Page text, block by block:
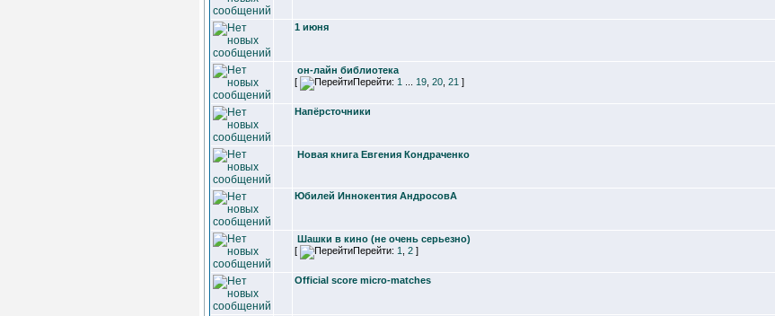
1 июня
он-лайн библиотекa
[
Перейти: 1 19 20 21 ]
Напёрсточники
Новая книга Евгения Кондраченко
Юбилей Иннокентия АндросовА
Шашки в кино (не очень серьезно)
[
Перейти: 1 2 ]
Official score micro-matches